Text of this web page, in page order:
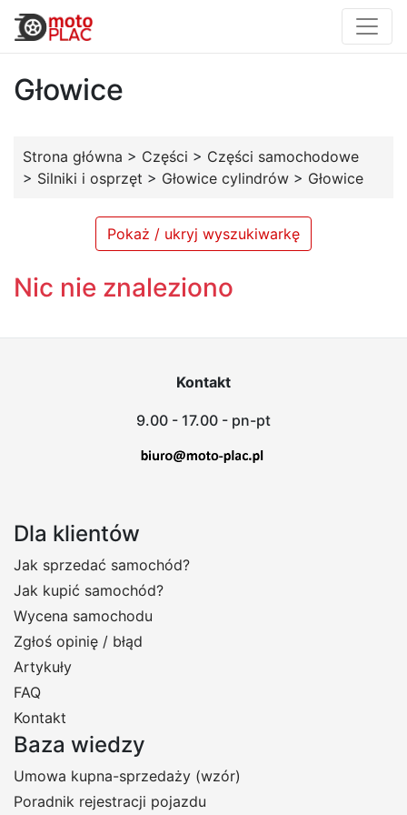
Głowice
Strona główna > Części > Części samochodowe
> Silniki i osprzęt > Głowice cylindrów > Głowice
Pokaż / ukryj wyszukiwarkę
Nic nie znaleziono
Kontakt
9.00 - 17.00 - pn-pt
Dla klientów
Jak sprzedać samochód?
Jak kupić samochód?
Wycena samochodu
Zgłoś opinię / błąd
Artykuły
FAQ
Kontakt
Baza wiedzy
Umowa kupna-sprzedaży (wzór)
Poradnik rejestracji pojazdu